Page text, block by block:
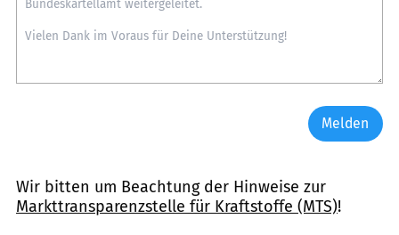
Melden
Wir bitten um Beachtung der Hinweise zur
Markttransparenzstelle für Kraftstoffe (MTS)!